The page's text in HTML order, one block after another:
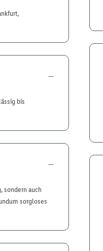
bis
sondern auch
sorgloses